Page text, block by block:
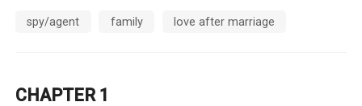
But because of her job, she agreed.
spy/agent family love after marriage
CHAPTER 1